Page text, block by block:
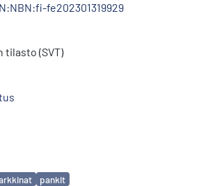
fe202301319929
tilasto (SVT)
pankit